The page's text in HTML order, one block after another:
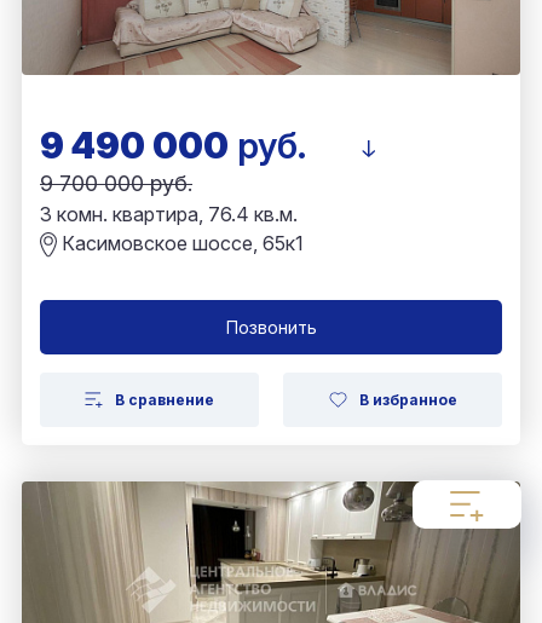
9 490 000 руб.
9 700 000 руб.
3 комн. квартира, 76.4 кв.м.
Касимовское шоссе, 65к1
Позвонить
В сравнение В избранное